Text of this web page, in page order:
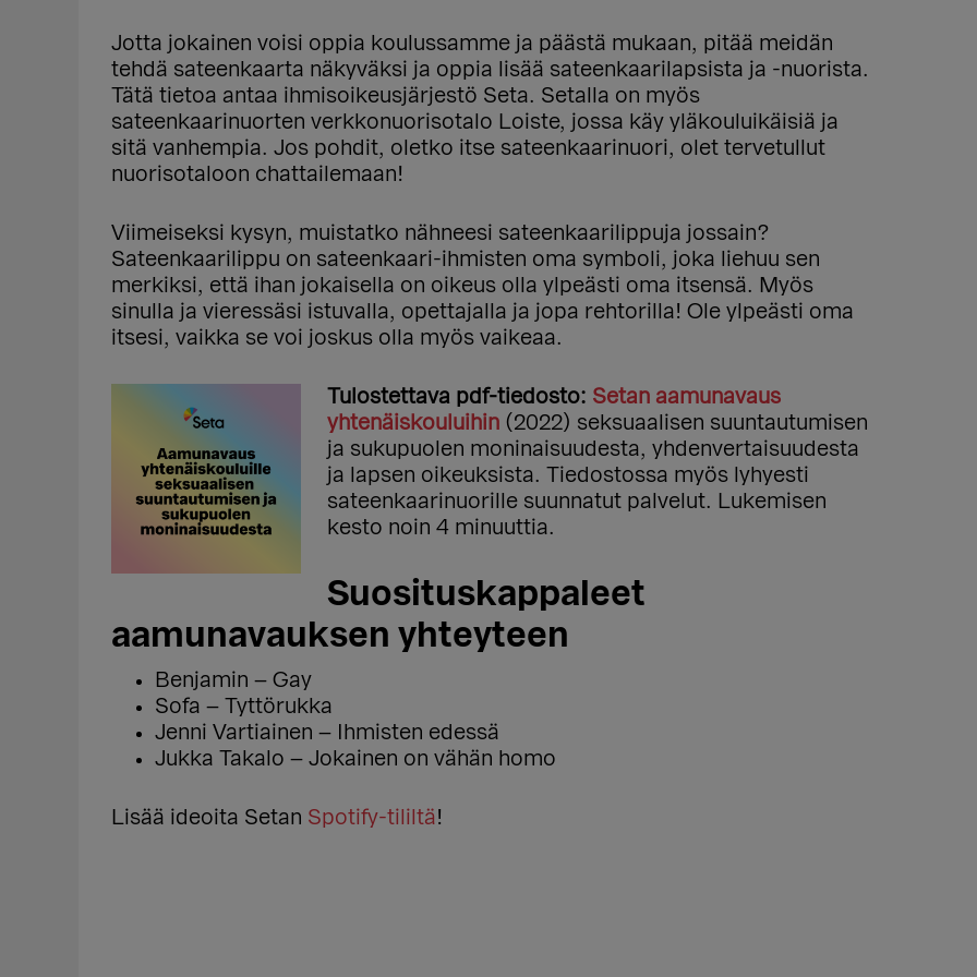
Jotta jokainen voisi oppia koulussamme ja päästä mukaan, pitää meidän
tehdä sateenkaarta näkyväksi ja oppia lisää sateenkaarilapsista ja -nuorista.
Tätä tietoa antaa ihmisoikeusjärjestö Seta. Setalla on myös
sateenkaarinuorten verkkonuorisotalo Loiste, jossa käy yläkouluikäisiä ja
sitä vanhempia. Jos pohdit, oletko itse sateenkaarinuori, olet tervetullut
nuorisotaloon chattailemaan!
Viimeiseksi kysyn, muistatko nähneesi sateenkaarilippuja jossain?
Sateenkaarilippu on sateenkaari-ihmisten oma symboli, joka liehuu sen
merkiksi, että ihan jokaisella on oikeus olla ylpeästi oma itsensä. Myös
sinulla ja vieressäsi istuvalla, opettajalla ja jopa rehtorilla! Ole ylpeästi oma
itsesi, vaikka se voi joskus olla myös vaikeaa.
Tulostettava pdf-tiedosto: Setan aamunavaus
yhtenäiskouluihin (2022) seksuaalisen suuntautumisen
ja sukupuolen moninaisuudesta, yhdenvertaisuudesta
ja lapsen oikeuksista. Tiedostossa myös lyhyesti
sateenkaarinuorille suunnatut palvelut. Lukemisen
kesto noin 4 minuuttia.
Suosituskappaleet
aamunavauksen yhteyteen
Benjamin – Gay
Sofa – Tyttörukka
Jenni Vartiainen – Ihmisten edessä
Jukka Takalo – Jokainen on vähän homo
Lisää ideoita Setan Spotify-tililtä!